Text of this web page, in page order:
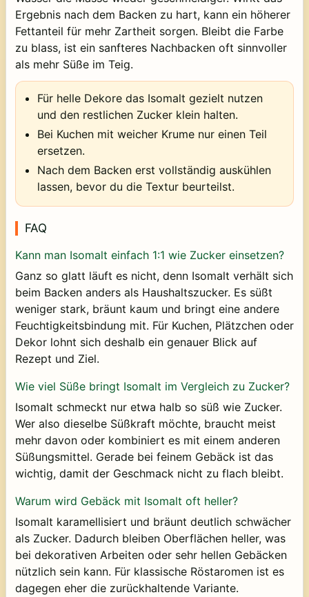
Ergebnis nach dem Backen zu hart, kann ein höherer
Fettanteil für mehr Zartheit sorgen. Bleibt die Farbe
zu blass, ist ein sanfteres Nachbacken oft sinnvoller
als mehr Süße im Teig.
Für helle Dekore das Isomalt gezielt nutzen
und den restlichen Zucker klein halten.
Bei Kuchen mit weicher Krume nur einen Teil
ersetzen.
Nach dem Backen erst vollständig auskühlen
lassen, bevor du die Textur beurteilst.
FAQ
Kann man Isomalt einfach 1:1 wie Zucker einsetzen?
Ganz so glatt läuft es nicht, denn Isomalt verhält sich
beim Backen anders als Haushaltszucker. Es süßt
weniger stark, bräunt kaum und bringt eine andere
Feuchtigkeitsbindung mit. Für Kuchen, Plätzchen oder
Dekor lohnt sich deshalb ein genauer Blick auf
Rezept und Ziel.
Wie viel Süße bringt Isomalt im Vergleich zu Zucker?
Isomalt schmeckt nur etwa halb so süß wie Zucker.
Wer also dieselbe Süßkraft möchte, braucht meist
mehr davon oder kombiniert es mit einem anderen
Süßungsmittel. Gerade bei feinem Gebäck ist das
wichtig, damit der Geschmack nicht zu flach bleibt.
Warum wird Gebäck mit Isomalt oft heller?
Isomalt karamellisiert und bräunt deutlich schwächer
als Zucker. Dadurch bleiben Oberflächen heller, was
bei dekorativen Arbeiten oder sehr hellen Gebäcken
nützlich sein kann. Für klassische Röstaromen ist es
dagegen eher die zurückhaltende Variante.